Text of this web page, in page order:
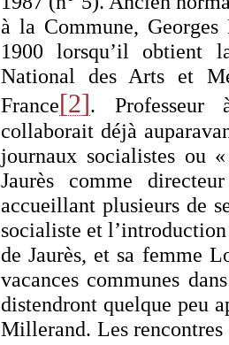
à la Commune,
1900 lorsqu’il obtient
National des Arts et
France[2]. Professeur
collaborait déjà
journaux socialistes ou
Jaurès comme
accueillant plusieurs de
socialiste et
de Jaurès, et sa femme
vacances communes
distendront quelque peu
Millerand. Les rencontres